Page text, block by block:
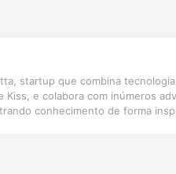
startup que combina
e colabora com inúmeros
conhecimento de forma